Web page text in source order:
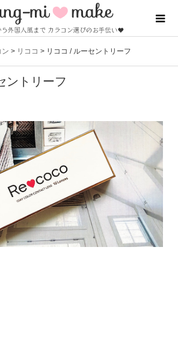
ン > リココ > リココ / ルーセントリーフ
ントリーフ